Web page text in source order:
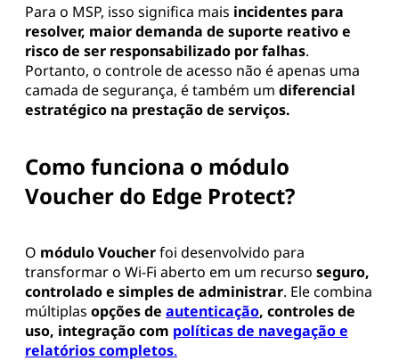
Para o MSP, isso significa mais incidentes para
resolver, maior demanda de suporte reativo e
risco de ser responsabilizado por falhas.
Portanto, o controle de acesso não é apenas uma
camada de segurança, é também um diferencial
estratégico na prestação de serviços.
Como funciona o módulo
Voucher do Edge Protect?
O módulo Voucherfoi desenvolvido para
transformar o Wi-Fi aberto em um recurso seguro,
controlado e simples de administrar. Ele combina
múltiplas opções de autenticação, controles de
uso, integração com políticas de navegação e
relatórios completos.